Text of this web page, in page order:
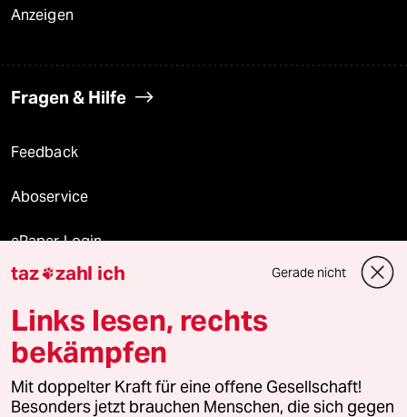
Anzeigen
Fragen & Hilfe
Feedback
Aboservice
ePaper Login
Downloads für Abonnierende
© 2026 taz Verlags und Vertriebs GmbH
Alle Rechte vorbehalten. Bei rechtlichen Fragen oder für Genehmigungen
wenden Sie sich bitte an
lizenzen@taz.de
taz zahl ich Gerade nicht
Links lesen, rechts
bekämpfen
Mit doppelter Kraft für eine offene Gesellschaft!
Besonders jetzt brauchen Menschen, die sich gegen